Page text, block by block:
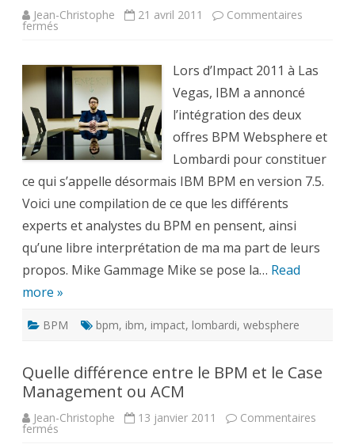
Jean-Christophe 21 avril 2011 Commentaires
fermés
Impact
2011,
l’avis
des
experts
Lors d’Impact 2011 à Las
Vegas, IBM a annoncé
l’intégration des deux
offres BPM Websphere et
Lombardi pour constituer
ce qui s’appelle désormais IBM BPM en version 7.5.
Voici une compilation de ce que les différents
experts et analystes du BPM en pensent, ainsi
qu’une libre interprétation de ma ma part de leurs
propos. Mike Gammage Mike se pose la… Read
more »
BPM bpm, ibm, impact, lombardi, websphere
Quelle différence entre le BPM et le Case
Management ou ACM
Jean-Christophe 13 janvier 2011 Commentaires
fermés